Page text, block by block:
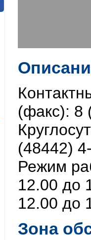
(факс): 8
(48442)
Режим
12.00 до
12.00 до
Зона